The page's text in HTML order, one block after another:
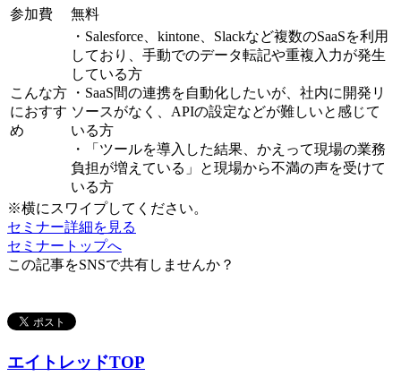
参加費
無料
こんな方
におすす
め
・Salesforce、kintone、Slackなど複数のSaaSを利用
しており、手動でのデータ転記や重複入力が発生
している方
・SaaS間の連携を自動化したいが、社内に開発リ
ソースがなく、APIの設定などが難しいと感じて
いる方
・「ツールを導入した結果、かえって現場の業務
負担が増えている」と現場から不満の声を受けて
いる方
※横にスワイプしてください。
セミナー詳細を見る
セミナートップへ
この記事をSNSで共有しませんか？
エイトレッドTOP